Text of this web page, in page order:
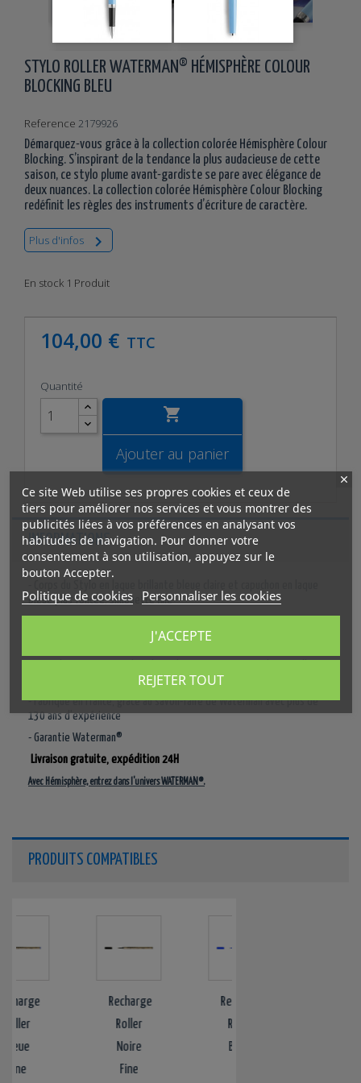
STYLO ROLLER WATERMAN® HÉMISPHÈRE COLOUR
BLOCKING BLEU
Reference 2179926
Démarquez-vous grâce à la collection colorée Hémisphère Colour
Blocking. S’inspirant de la tendance la plus audacieuse de cette
saison, ce stylo plume avant-gardiste se pare avec élégance de
deux nuances. La collection colorée Hémisphère Colour Blocking
redéfinit les règles des instruments d’écriture de caractère.
Plus d'infos 
En stock 1 Produit
104,00 € TTC
Quantité

Ajouter au panier
INFORMATIONS
bleue plus foncée, silhouette fine
- Poids : 20 g - Diamètre : 1 cm - Longueur 13,6 cm
- Fabriqué en France, grâce au savoir-faire de Waterman avec plus de
130 ans d'expérience
- Garantie Waterman®
Livraison gratuite, expédition 24H
Avec Hémisphère, entrez dans l'univers WATERMAN®.
PRODUITS COMPATIBLES
Recharge
Recharge
Ce site Web utilise ses propres cookies et ceux de
tiers pour améliorer nos services et vous montrer des
publicités liées à vos préférences en analysant vos
habitudes de navigation. Pour donner votre
consentement à son utilisation, appuyez sur le
bouton Accepter.
Politique de cookies Personnaliser les cookies
REJETER TOUT
J'ACCEPTE